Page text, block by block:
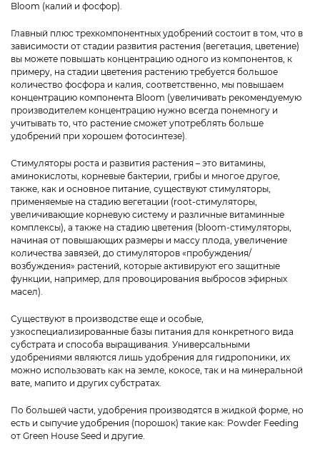
Bloom (калий и фосфор).
Главный плюс трехкомпонентных удобрений состоит в том, что в
зависимости от стадии развития растения (вегетация, цветение)
вы можете повышать концентрацию одного из компонентов, к
примеру, на стадии цветения растению требуется большое
количество фосфора и калия, соответственно, мы повышаем
концентрацию компонента Bloom (увеличивать рекомендуемую
производителем концентрацию нужно всегда понемногу и
учитывать то, что растение сможет употреблять больше
удобрений при хорошем фотосинтезе).
Стимуляторы роста и развития растения – это витамины,
аминокислоты, корневые бактерии, грибы и многое другое,
также, как и основное питание, существуют стимуляторы,
применяемые на стадию вегетации (root-стимуляторы,
увеличивающие корневую систему и различные витаминные
комплексы), а также на стадию цветения (bloom-стимуляторы,
начиная от повышающих размеры и массу плода, увеличение
количества завязей, до стимуляторов «пробуждения/
возбуждения» растений, которые активируют его защитные
функции, например, для провоцирования выбросов эфирных
масел).
Существуют в производстве еще и особые,
узкоспециализированные базы питания для конкретного вида
субстрата и способа выращивания. Универсальными
удобрениями являются лишь удобрения для гидропоники, их
можно использовать как на земле, кокосе, так и на минеральной
вате, мапито и других субстратах.
По большей части, удобрения производятся в жидкой форме, но
есть и сыпучие удобрения (порошок) такие как: Powder Feeding
от Green House Seed и другие.